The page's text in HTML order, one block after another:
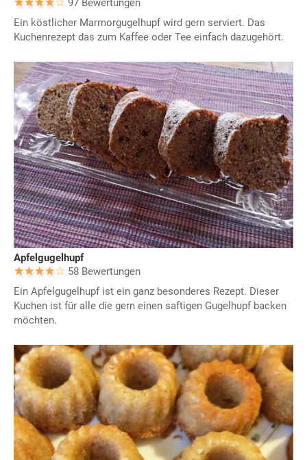
97 Bewertungen
Ein köstlicher Marmorgugelhupf wird gern serviert. Das
Kuchenrezept das zum Kaffee oder Tee einfach dazugehört.
Apfelgugelhupf
58 Bewertungen
Ein Apfelgugelhupf ist ein ganz besonderes Rezept. Dieser
Kuchen ist für alle die gern einen saftigen Gugelhupf backen
möchten.